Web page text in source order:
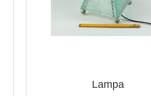
Lampa